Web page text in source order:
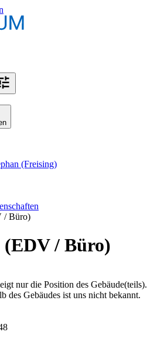
(Freising)
/ Büro)
(EDV / Büro)
nur die Position des Gebäude(teils).
des Gebäudes ist uns nicht bekannt.